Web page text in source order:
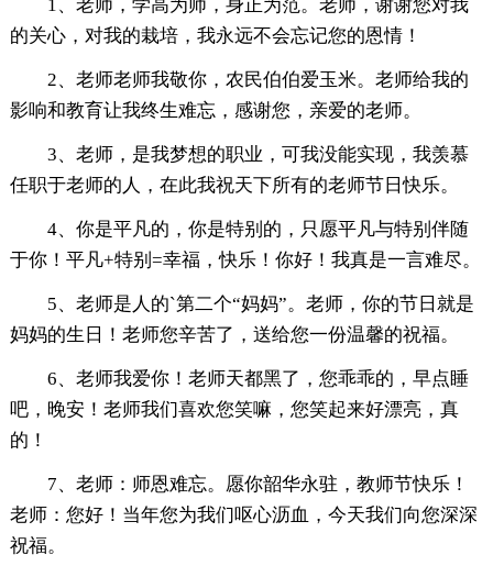
1、老师，学高为师，身正为范。老师，谢谢您对我
的关心，对我的栽培，我永远不会忘记您的恩情！
2、老师老师我敬你，农民伯伯爱玉米。老师给我的
影响和教育让我终生难忘，感谢您，亲爱的老师。
3、老师，是我梦想的职业，可我没能实现，我羡慕
任职于老师的人，在此我祝天下所有的老师节日快乐。
4、你是平凡的，你是特别的，只愿平凡与特别伴随
于你！平凡+特别=幸福，快乐！你好！我真是一言难尽。
5、老师是人的`第二个“妈妈”。老师，你的节日就是
妈妈的生日！老师您辛苦了，送给您一份温馨的祝福。
6、老师我爱你！老师天都黑了，您乖乖的，早点睡
吧，晚安！老师我们喜欢您笑嘛，您笑起来好漂亮，真
的！
7、老师：师恩难忘。愿你韶华永驻，教师节快乐！
老师：您好！当年您为我们呕心沥血，今天我们向您深深
祝福。